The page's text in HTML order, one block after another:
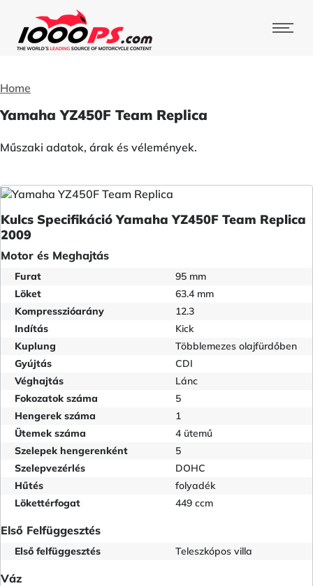
Home
Yamaha YZ450F Team Replica
Műszaki adatok, árak és vélemények.
Kulcs Specifikáció Yamaha YZ450F Team Replica
2009
Motor és Meghajtás
Furat
95 mm
Löket
63.4 mm
Kompresszióarány
12.3
Indítás
Kick
Kuplung
Többlemezes olajfürdőben
Gyújtás
CDI
Véghajtás
Lánc
Fokozatok száma
5
Hengerek száma
1
Ütemek száma
4 ütemű
Szelepek hengerenként
5
Szelepvezérlés
DOHC
Hűtés
folyadék
Lökettérfogat
449 ccm
Első Felfüggesztés
Első felfüggesztés Teleszkópos villa
Váz